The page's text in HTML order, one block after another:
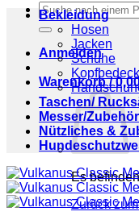
Suchen
nach:
Anmelden
Warenkorb /
Es
Zurück
Bekleidung
Hosen
Jacken
Schuhe
Taschen/
Messer/Zubehör
Nützliches &